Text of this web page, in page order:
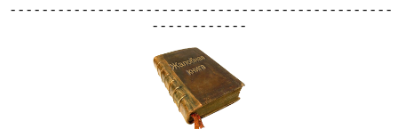
- - - - - - - - - - - - - - - - - - - - - - - - - - - - - - - - - - - - - - - - - - - - - - - -
- - - - - - - - - - - -